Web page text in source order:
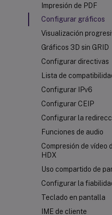
Impresión de PDF
Configurar gráficos
Visualización
Gráficos 3D sin GRID
Configurar directivas
Lista de
Configurar IPv6
Configurar CEIP
Configurar la
Funciones de audio
Compresión de vídeo
HDX
Uso compartido de
Configurar la
Teclado en pantalla
IME de cliente